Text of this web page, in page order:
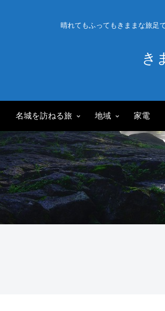
晴れてもふってもきままな旅足
き
名城を訪ねる旅 地域 家電